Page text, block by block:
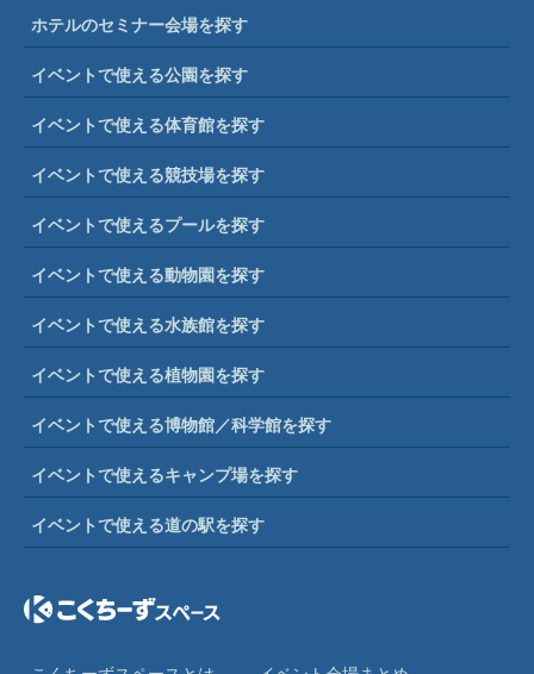
ホテルのセミナー会場を探す
イベントで使える公園を探す
イベントで使える体育館を探す
イベントで使える競技場を探す
イベントで使えるプールを探す
イベントで使える動物園を探す
イベントで使える水族館を探す
イベントで使える植物園を探す
イベントで使える博物館／科学館を探す
イベントで使えるキャンプ場を探す
イベントで使える道の駅を探す